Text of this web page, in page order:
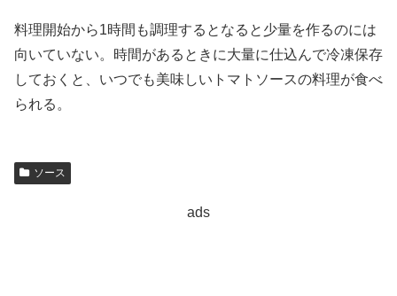
料理開始から1時間も調理するとなると少量を作るのには
向いていない。時間があるときに大量に仕込んで冷凍保存
しておくと、いつでも美味しいトマトソースの料理が食べ
られる。
ソース
ads